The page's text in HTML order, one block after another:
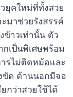
ยุคใหม่ที่ทั้งสวย
มาช่วยรังสรรค์
ข้าวเท่านั้น ตัว
เป็นพิเศษพร้อม
รไม่ติดหม้อและ
ขัด ด้านนอกมีจอ
กว่าสวยใช้ได้